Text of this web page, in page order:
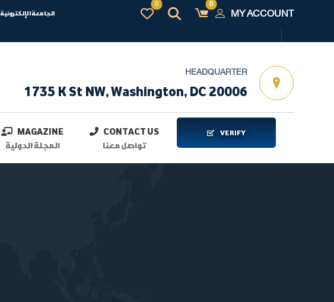
الجامعة الإلكترونية
MY ACCOUNT
HEADQUARTER
1735 K St NW, Washington, DC 20006
MAGAZINE
المجلة الدولية
CONTACT US
تواصل معنا
VERIFY